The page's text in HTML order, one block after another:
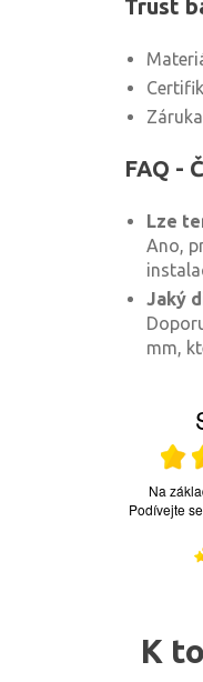
Trust
FAQ -
Lze
Ano,
Jaký
mm,
K